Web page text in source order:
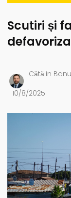
Scutiri și
Cătălin Banu
10/8/2025